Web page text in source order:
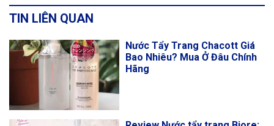
TIN LIÊN QUAN
Nước Tẩy Trang Chacott Giá
Bao Nhiêu? Mua Ở Đâu Chính
Hãng